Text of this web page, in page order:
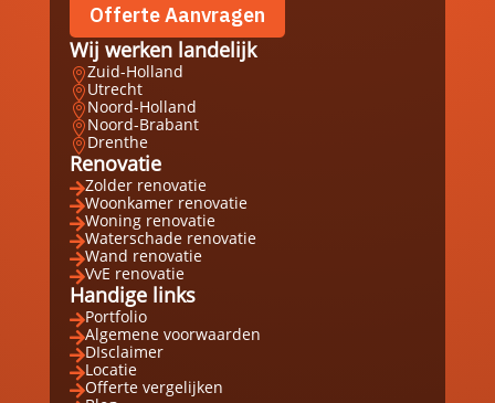
Offerte Aanvragen
Wij werken landelijk
Zuid-Holland
Utrecht
Noord-Holland
Noord-Brabant
Drenthe
Renovatie
Zolder renovatie
Woonkamer renovatie
Woning renovatie
Waterschade renovatie
Wand renovatie
VvE renovatie
Handige links
Portfolio
Algemene voorwaarden
DIsclaimer
Locatie
Offerte vergelijken